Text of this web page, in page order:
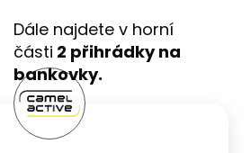
Dále najdete v horní
části 2 přihrádky na
bankovky.